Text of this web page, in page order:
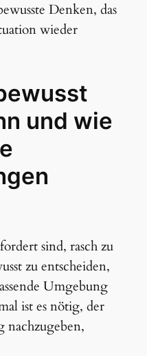
Denken, das
wieder
und wie
sind, rasch zu
zu entscheiden,
Umgebung
ist es nötig, der
nachzugeben,